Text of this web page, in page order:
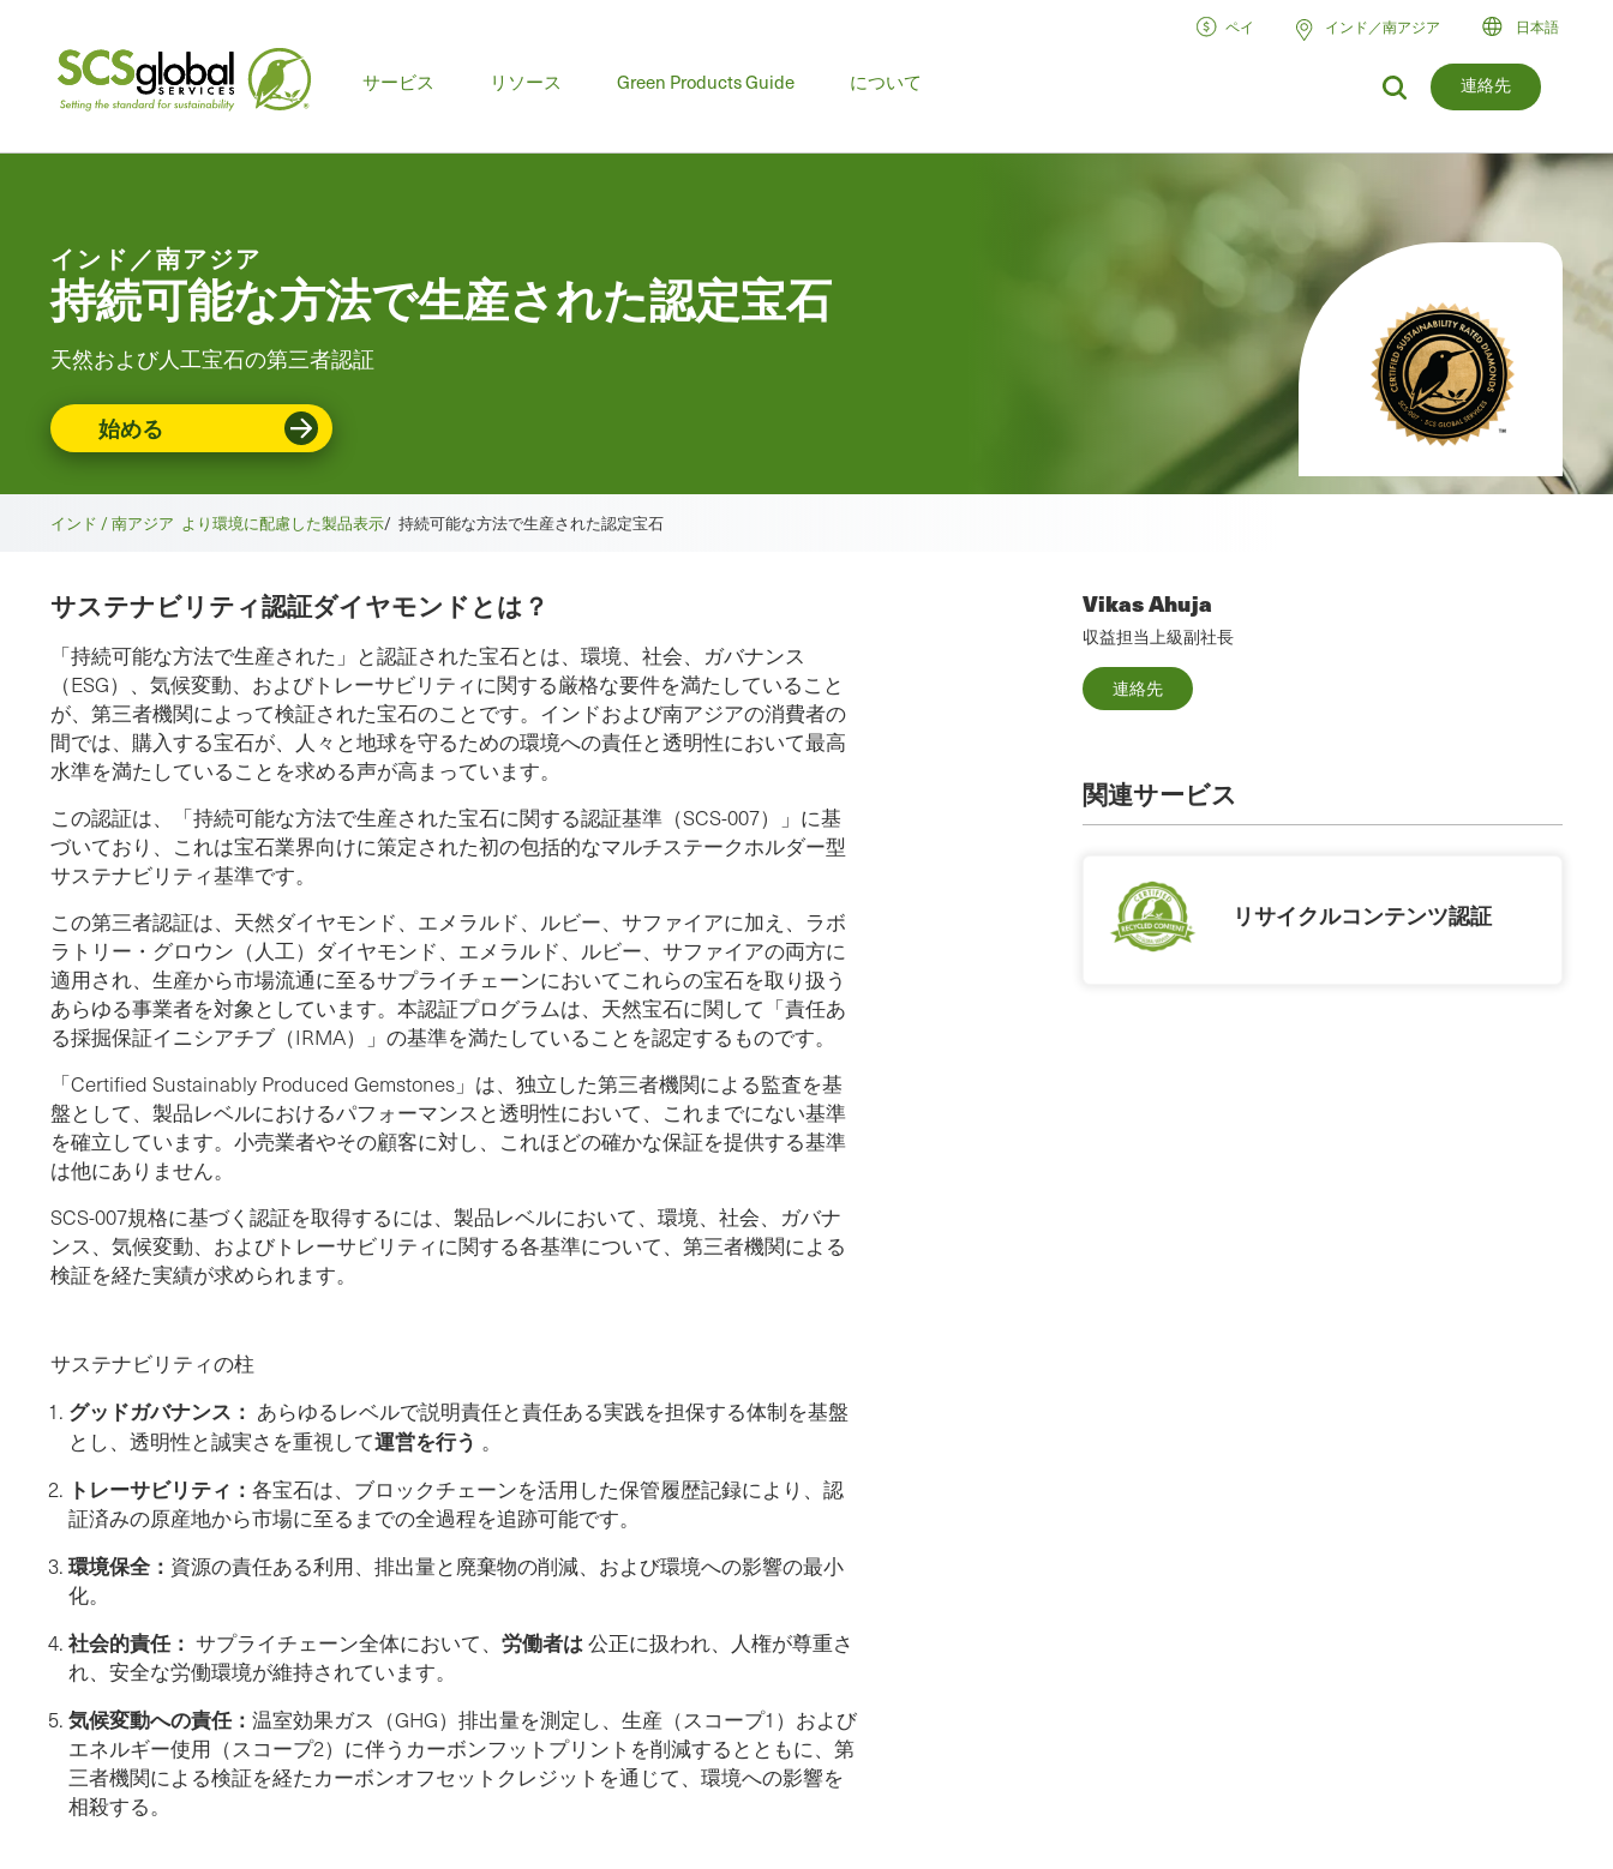
連絡先
サービス リソース Green Products Guide について
ペイ インド／南アジア 日本語
インド／南アジア
持続可能な方法で生産された認定宝石
天然および人工宝石の第三者認証
始める
インド / 南アジア より環境に配慮した製品表示/ 持続可能な方法で生産された認定宝石
Vikas Ahuja
収益担当上級副社長
連絡先
サステナビリティ認証ダイヤモンドとは？
「持続可能な方法で生産された」と認証された宝石とは、環境、社会、ガバナンス
（ESG）、気候変動、およびトレーサビリティに関する厳格な要件を満たしていること
が、第三者機関によって検証された宝石のことです。インドおよび南アジアの消費者の
間では、購入する宝石が、人々と地球を守るための環境への責任と透明性において最高
水準を満たしていることを求める声が高まっています。
この認証は、「持続可能な方法で生産された宝石に関する認証基準（SCS-007）」に基
づいており、これは宝石業界向けに策定された初の包括的なマルチステークホルダー型
サステナビリティ基準です。
この第三者認証は、天然ダイヤモンド、エメラルド、ルビー、サファイアに加え、ラボ
ラトリー・グロウン（人工）ダイヤモンド、エメラルド、ルビー、サファイアの両方に
適用され、生産から市場流通に至るサプライチェーンにおいてこれらの宝石を取り扱う
あらゆる事業者を対象としています。本認証プログラムは、天然宝石に関して「責任あ
る採掘保証イニシアチブ（IRMA）」の基準を満たしていることを認定するものです。
「Certified Sustainably Produced Gemstones」は、独立した第三者機関による監査を基
盤として、製品レベルにおけるパフォーマンスと透明性において、これまでにない基準
を確立しています。小売業者やその顧客に対し、これほどの確かな保証を提供する基準
は他にありません。
SCS-007規格に基づく認証を取得するには、製品レベルにおいて、環境、社会、ガバナ
ンス、気候変動、およびトレーサビリティに関する各基準について、第三者機関による
検証を経た実績が求められます。
サステナビリティの柱
グッドガバナンス： あらゆるレベルで説明責任と責任ある実践を担保する体制を基盤
とし、透明性と誠実さを重視して運営を行う 。
トレーサビリティ： 各宝石は、ブロックチェーンを活用した保管履歴記録により、認
証済みの原産地から市場に至るまでの全過程を追跡可能です。
環境保全： 資源の責任ある利用、排出量と廃棄物の削減、および環境への影響の最小
化。
社会的責任： サプライチェーン全体において、 労働者は公正に扱われ、人権が尊重さ
れ、安全な労働環境が維持されています。
気候変動への責任： 温室効果ガス（GHG）排出量を測定し、生産（スコープ1）および
エネルギー使用（スコープ2）に伴うカーボンフットプリントを削減するとともに、第
三者機関による検証を経たカーボンオフセットクレジットを通じて、環境への影響を
相殺する。
関連サービス
リサイクルコンテンツ認証